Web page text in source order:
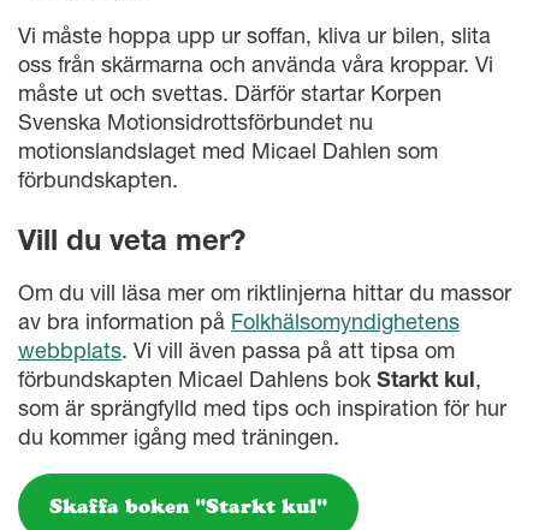
Vi måste hoppa upp ur soffan, kliva ur bilen, slita
oss från skärmarna och använda våra kroppar. Vi
måste ut och svettas. Därför startar Korpen
Svenska Motionsidrottsförbundet nu
motionslandslaget med Micael Dahlen som
förbundskapten.
Vill du veta mer?
Om du vill läsa mer om riktlinjerna hittar du massor
av bra information på Folkhälsomyndighetens
webbplats. Vi vill även passa på att tipsa om
förbundskapten Micael Dahlens bok Starkt kul,
som är sprängfylld med tips och inspiration för hur
du kommer igång med träningen.
Skaffa boken "Starkt kul"